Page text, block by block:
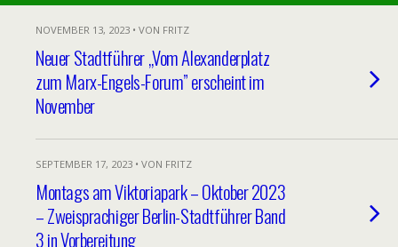
NOVEMBER 13, 2023 • VON FRITZ
Neuer Stadtführer „Vom Alexanderplatz
zum Marx-Engels-Forum” erscheint im
November
SEPTEMBER 17, 2023 • VON FRITZ
Montags am Viktoriapark – Oktober 2023
– Zweisprachiger Berlin-Stadtführer Band
3 in Vorbereitung